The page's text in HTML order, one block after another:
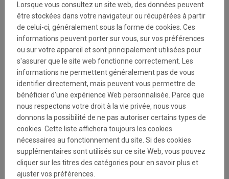
protéger.
TotalEnergies SE est le « responsable du
traitement » de données personnelles
relatives à la gestion du site internet
https://sponsorship.totalenergies.com/. Ces
traitements sont mis en œuvre
conformément au droit applicable.
1. Finalité, fondement du
traitement des données
collectées et durée de
conservation
En utilisant le site internet
https://sponsorship.totalenergies.com/, vos
Lorsque vous consultez un site web, des données peuvent
être stockées dans votre navigateur ou récupérées à partir
de celui-ci, généralement sous la forme de cookies. Ces
informations peuvent porter sur vous, sur vos préférences
ou sur votre appareil et sont principalement utilisées pour
s'assurer que le site web fonctionne correctement. Les
informations ne permettent généralement pas de vous
identifier directement, mais peuvent vous permettre de
bénéficier d'une expérience Web personnalisée. Parce que
nous respectons votre droit à la vie privée, nous vous
donnons la possibilité de ne pas autoriser certains types de
cookies. Cette liste affichera toujours les cookies
nécessaires au fonctionnement du site. Si des cookies
supplémentaires sont utilisés sur ce site Web, vous pouvez
cliquer sur les titres des catégories pour en savoir plus et
ajuster vos préférences.